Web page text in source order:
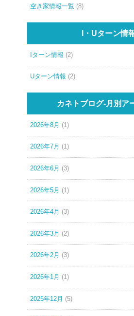
空き家情報一覧 (8)
I・Uターン情
Iターン情報 (2)
Uターン情報 (2)
カネトブログ-月別ア
2026年8月 (1)
2026年7月 (1)
2026年6月 (3)
2026年5月 (1)
2026年4月 (3)
2026年3月 (2)
2026年2月 (3)
2026年1月 (1)
2025年12月 (5)